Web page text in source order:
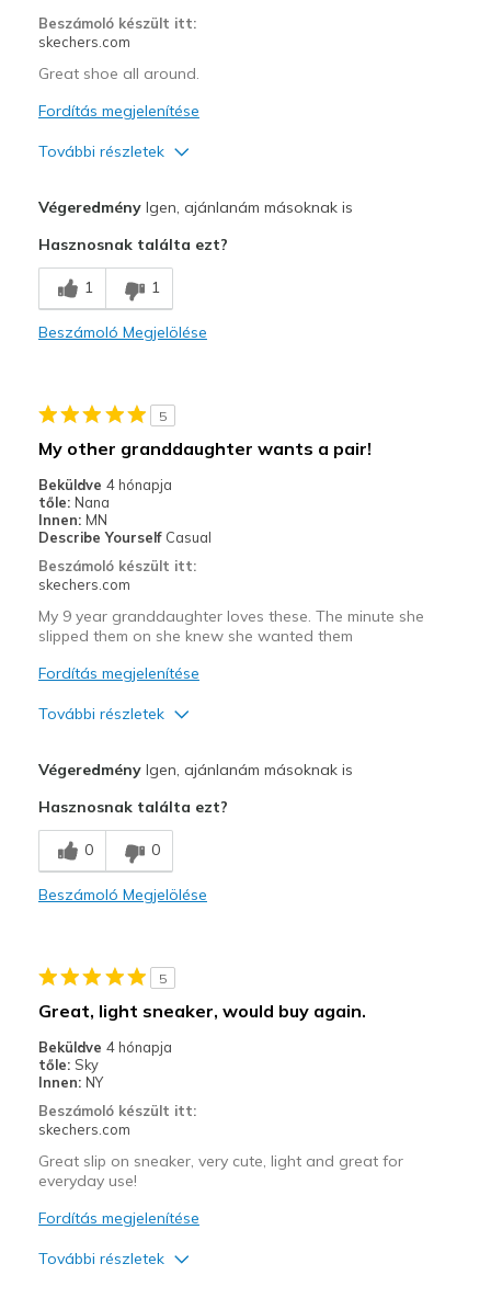
Beszámoló készült itt:
skechers.com
Great shoe all around.
Fordítás megjelenítése
További részletek
Stylish
Legjobb használat
Casual Wear
Sizing
Feels true to size
View On Shoes
VégeredményIgen, ajánlanám másoknak is
Hasznosnak találta ezt?
1 1
Beszámoló Megjelölése
5
My other granddaughter wants a pair!
Beküldve 4 hónapja
tőle: Nana
Innen: MN
Describe Yourself Casual
Beszámoló készült itt:
skechers.com
My 9 year granddaughter loves these. The minute she
slipped them on she knew she wanted them
Fordítás megjelenítése
További részletek
Breathe Well
Comfortable
Travel
Sizing
Feels true to size
VégeredményIgen, ajánlanám másoknak is
Hasznosnak találta ezt?
0 0
Beszámoló Megjelölése
5
Great, light sneaker, would buy again.
Beküldve 4 hónapja
tőle: Sky
Innen: NY
Beszámoló készült itt:
skechers.com
Great slip on sneaker, very cute, light and great for
everyday use!
Fordítás megjelenítése
További részletek